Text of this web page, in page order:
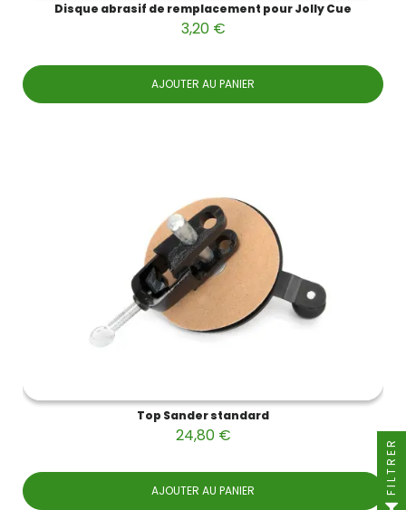
Disque abrasif de remplacement pour Jolly Cue
3,20 €
AJOUTER AU PANIER
Top Sander standard
24,80 €
AJOUTER AU PANIER FILTRER